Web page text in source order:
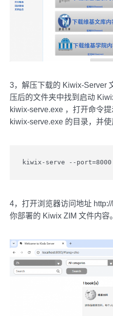
3，解压下载的 Kiwix-Server
压后的文件夹中找到启动
kiwix-serve.exe ，打开命令
kiwix-serve.exe 的目录，并使
kiwix-serve --port=8000
4，打开浏览器访问地址
你部署的 Kiwix ZIM 文件内容。